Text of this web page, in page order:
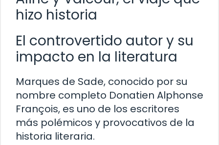
hizo historia
El controvertido autor y su
impacto en la literatura
Marques de Sade, conocido por su
nombre completo Donatien Alphonse
François, es uno de los escritores
más polémicos y provocativos de la
historia literaria.